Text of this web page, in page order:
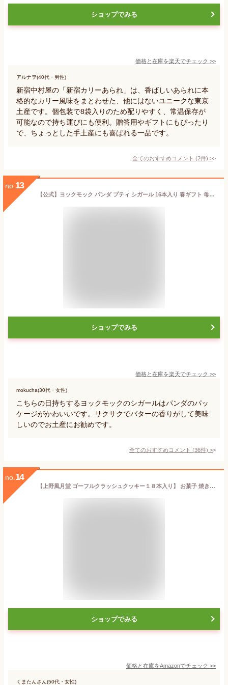
ショップでみる
価格と在庫を楽天でチェック >>
アルナヲ(40代・男性)
新宿中村屋の「新宿カリーあられ」は、香ばしいあられに本
格的なカリー風味をまとわせた、他にはないユニークな東京
土産です。個包装で8袋入りのため配りやすく、常温保存が
可能なので持ち運びにも便利。贈答用やギフトにもぴったり
で、ちょっとした手土産にも喜ばれる一品です。
全てのおすすめコメント (2件) >
no. 13
【公式】ヨックモック パンダ プティ シガール 16本入り 春ギフト 母の日 2026 詰め合わせ プレゼント スイーツ ギフト プチギフト クッキー 退職 洋菓子 お菓子 焼き菓子 手土産 個包装 お取り寄せ お礼 お祝い
ショップでみる
価格と在庫を楽天でチェック >>
mokucha(30代・女性)
こちらの日持ちするヨックモックのシガールはパンダのパッ
ケージがかわいいです。サクサクでバターの香りがして美味
しいのでお土産にお勧めです。
全てのおすすめコメント (36件) >
no. 14
【上野風月堂 ゴーフルクラッシュクッキー１８本入り】 お菓子 焼き菓子 ギフト 御歳暮 お歳暮 スイーツ 御礼 御祝 返礼 御挨拶 菓子折り 御挨拶 粗品 ギフト お菓子 記念品 景品 粗品 上野風月堂 風月堂 退職 御挨拶 クッキー ビスケット
ショップでみる
価格と在庫をAmazonでチェック >>
くまたんさん(50代・女性)